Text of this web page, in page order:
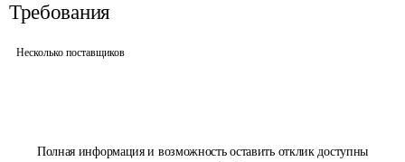
Полная информация и возможность оставить отклик доступны
Требования
Несколько поставщиков